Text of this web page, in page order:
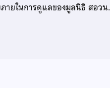
ายในการดูแลของมูลนิธิ สอวน.